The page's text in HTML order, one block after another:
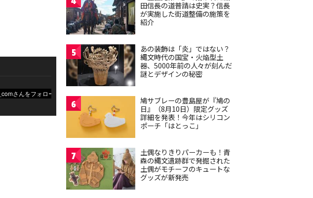
田信長の道普請は史実？信長
が実施した街道整備の施策を
紹介
5
あの装飾は「炎」ではない？
縄文時代の国宝・火焔型土
器、5000年前の人々が刻んだ
謎とデザインの秘密
6
鳩サブレーの豊島屋が『鳩の
日』（8月10日）限定グッズ
詳細を発表！今年はシリコン
ポーチ「はとっこ」
7
土偶なりきりパーカーも！青
森の縄文遺跡群で発掘された
土偶がモチーフのキュートな
グッズが新発売